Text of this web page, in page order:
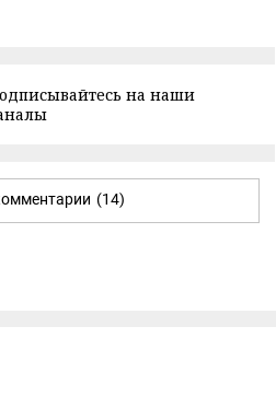
на наши
(14)